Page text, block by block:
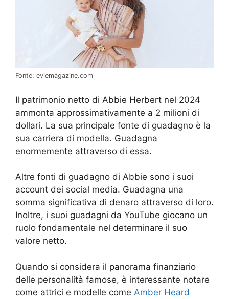
Fonte: eviemagazine.com
Il patrimonio netto di Abbie Herbert nel 2024
ammonta approssimativamente a 2 milioni di
dollari. La sua principale fonte di guadagno è la
sua carriera di modella. Guadagna
enormemente attraverso di essa.
Altre fonti di guadagno di Abbie sono i suoi
account dei social media. Guadagna una
somma significativa di denaro attraverso di loro.
Inoltre, i suoi guadagni da YouTube giocano un
ruolo fondamentale nel determinare il suo
valore netto.
Quando si considera il panorama finanziario
delle personalità famose, è interessante notare
come attrici e modelle come Amber Heard